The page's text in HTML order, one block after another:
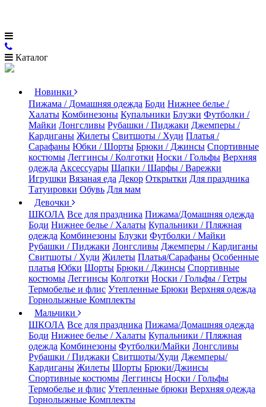
Каталог
Новинки
Пижама / Домашняя одежда Боди Нижнее белье /
Халаты Комбинезоны Купальники Блузки Футболки /
Майки Лонгсливы Рубашки / Пиджаки Джемперы /
Кардиганы Жилеты Свитшоты / Худи Платья /
Сарафаны Юбки / Шорты Брюки / Джинсы Спортивные
костюмы Леггинсы / Колготки Носки / Гольфы Верхняя
одежда Аксессуары Шапки / Шарфы / Варежки
Игрушки Вязаная еда Декор Открытки Для праздника
Татуировки Обувь Для мам
Девочки
ШКОЛА Все для праздника Пижама/Домашняя одежда
Боди Нижнее белье / Халаты Купальники / Пляжная
одежда Комбинезоны Блузки Футболки / Майки
Рубашки / Пиджаки Лонгсливы Джемперы / Кардиганы
Свитшоты / Худи Жилеты Платья/Сарафаны Особенные
платья Юбки Шорты Брюки / Джинсы Спортивные
костюмы Леггинсы Колготки Носки / Гольфы / Гетры
Термобелье и флис Утепленные Брюки Верхняя одежда
Горнолыжные Комплекты
Мальчики
ШКОЛА Все для праздника Пижама/Домашняя одежда
Боди Нижнее белье / Халаты Купальники / Пляжная
одежда Комбинезоны Футболки/Майки Лонгсливы
Рубашки / Пиджаки Свитшоты/Худи Джемперы/
Кардиганы Жилеты Шорты Брюки/Джинсы
Спортивные костюмы Леггинсы Носки / Гольфы
Термобелье и флис Утепленные брюки Верхняя одежда
Горнолыжные Комплекты